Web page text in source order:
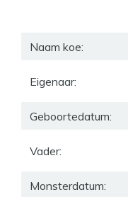
Naam koe:
Eigenaar:
Geboortedatum:
Vader:
Monsterdatum: